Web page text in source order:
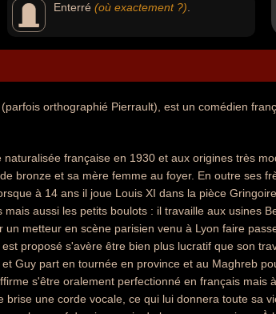
Enterré (où exactement ?)
orthographié Pierrault), est un comédien
naturalisée française en 1930 et aux origines très
bronze et sa mère femme au foyer. En outre ses
à 14 ans il joue Louis XI dans la pièce
mais aussi les petits boulots : il travaille aux usines
un metteur en scène parisien venu à Lyon faire
proposé s'avère être bien plus lucratif que son
Guy part en tournée en province et au Maghreb
s'être oralement perfectionné en français mais
brise une corde vocale, ce qui lui donnera toute sa